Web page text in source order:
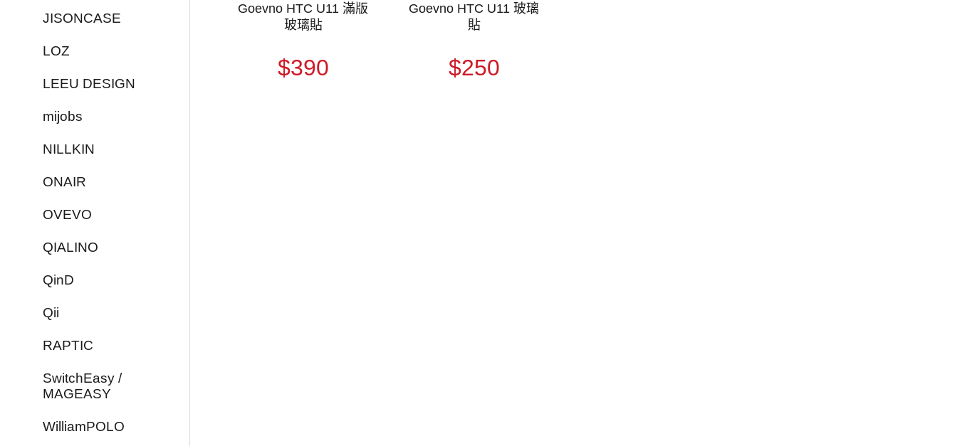
JISONCASE
LOZ
LEEU DESIGN
mijobs
NILLKIN
ONAIR
OVEVO
QIALINO
QinD
Qii
RAPTIC
SwitchEasy /
MAGEASY
WilliamPOLO
Goevno HTC U11 滿版
玻璃貼
$390
Goevno HTC U11 玻璃
貼
$250